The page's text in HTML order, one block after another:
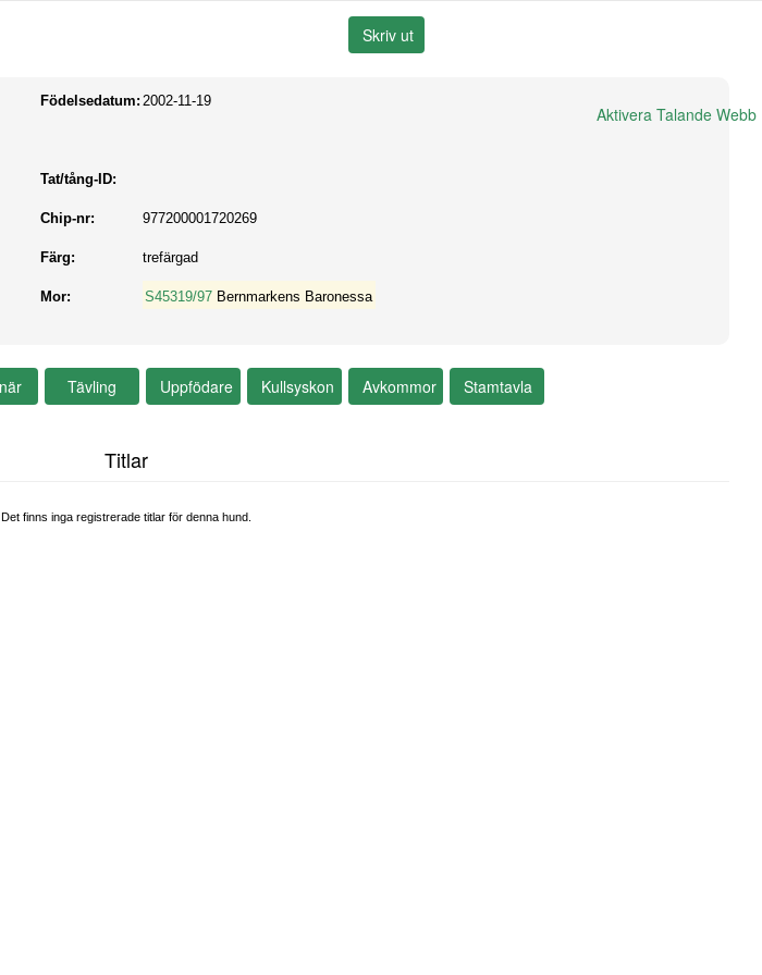
Aktivera Talande Webb
Födelsedatum: 2002-11-19
Tat/tång-ID:
Chip-nr: 977200001720269
Färg: trefärgad
Mor: S45319/97 Bernmarkens Baronessa
Titlar
Det finns inga registrerade titlar för denna hund.